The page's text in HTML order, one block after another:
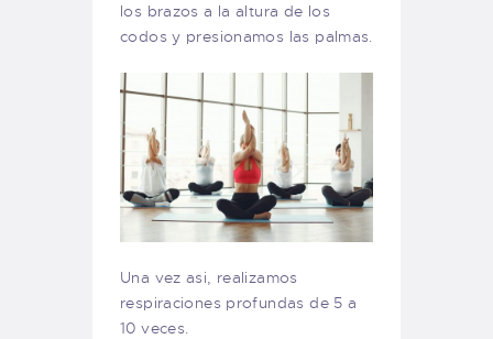
los brazos a la altura de los
codos y presionamos las palmas.
Una vez asi, realizamos
respiraciones profundas de 5 a
10 veces.